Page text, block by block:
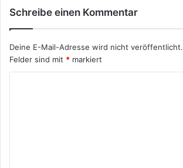
Schreibe einen Kommentar
Deine E-Mail-Adresse wird nicht veröffentlicht.
Felder sind mit * markiert